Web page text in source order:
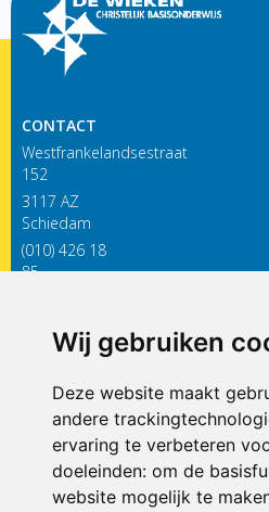
Wij gebruiken
Deze website maakt
andere
ervaring te verbeteren
doeleinden: om de
website mogelijk te
CONTACT
Westfrankelandsestraat
152
3117 AZ
Schiedam
(010) 426 18
85
ONDERDEEL